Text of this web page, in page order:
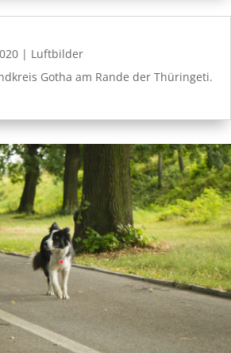
| Luftbilder
Gotha am Rande der Thüringeti.